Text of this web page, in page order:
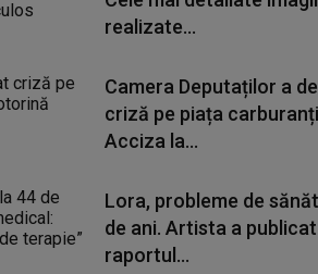
realizate...
Camera Deputaților a
criză pe piața
Acciza la...
Lora, probleme de
de ani. Artista a publicat
raportul...